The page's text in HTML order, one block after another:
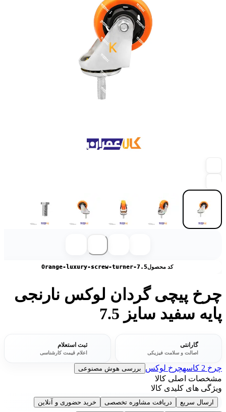
کد محصولOrange-luxury-screw-turner-7.5
چرخ پیچی گردان لوکس نارنجی
پایه سفید سایز 7.5
گارانتی
اصالت و سلامت فیزیکی
ثبت استعلام
اعلام قیمت کارشناسی
چرخ 2 کاسه چرخ لوکس بررسی هوش مصنوعی
مشخصات اصلی کالا
ویژگی های کلیدی کالا
ارسال سریع دریافت مشاوره تخصصی
خرید حضوری و آنلاین